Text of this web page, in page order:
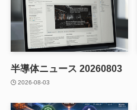
半導体ニュース 20260803
2026-08-03